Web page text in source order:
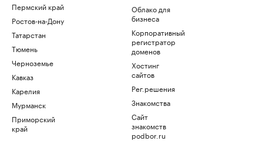
Пермский край
Ростов-на-Дону
Татарстан
Тюмень
Черноземье
Кавказ
Карелия
Мурманск
Приморский
край
Облако для
бизнеса
Корпоративный
регистратор
доменов
Хостинг
сайтов
Рег.решения
Знакомства
Сайт
знакомств
podbor.ru